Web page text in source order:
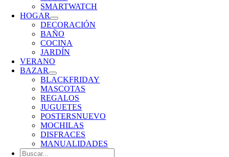
SMARTWATCH
HOGAR
DECORACIÓN
BAÑO
COCINA
JARDÍN
VERANO
BAZAR
BLACKFRIDAY
MASCOTAS
REGALOS
JUGUETES
POSTERSNUEVO
MOCHILAS
DISFRACES
MANUALIDADES
Buscar: